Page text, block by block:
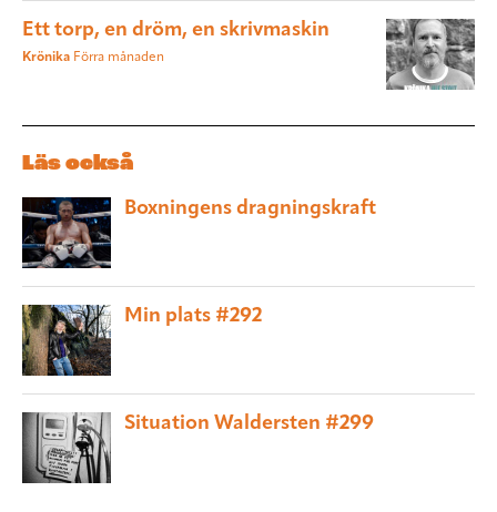
Ett torp, en dröm, en skrivmaskin
Krönika Förra månaden
Läs också
Boxningens dragningskraft
Min plats #292
Situation Waldersten #299